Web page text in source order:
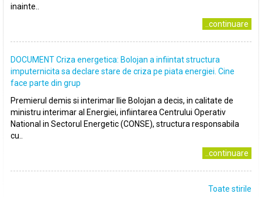
inainte..
..continuare
DOCUMENT Criza energetica: Bolojan a infiintat structura
imputernicita sa declare stare de criza pe piata energiei. Cine
face parte din grup
Premierul demis si interimar Ilie Bolojan a decis, in calitate de
ministru interimar al Energiei, infiintarea Centrului Operativ
National in Sectorul Energetic (CONSE), structura responsabila
cu..
..continuare
Toate stirile